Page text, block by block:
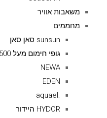
משאבות אוויר
מחממים
sunsun סאן סאן
גופי חימום מעל 500 W
NEWA
EDEN
.aquael
HYDOR היידור